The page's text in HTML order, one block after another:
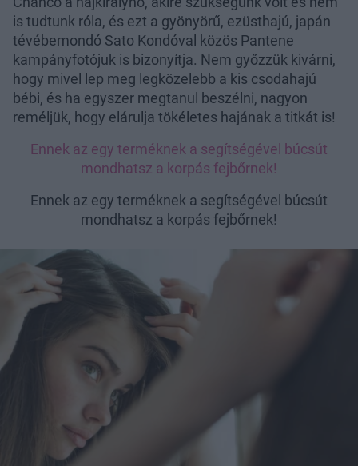
is tudtunk róla, és ezt a gyönyörű, ezüsthajú, japán
tévébemondó Sato Kondóval közös Pantene
kampányfotójuk is bizonyítja. Nem győzzük kivárni,
hogy mivel lep meg legközelebb a kis csodahajú
bébi, és ha egyszer megtanul beszélni, nagyon
reméljük, hogy elárulja tökéletes hajának a titkát is!
Ennek az egy terméknek a segítségével búcsút
mondhatsz a korpás fejbőrnek!
Ennek az egy terméknek a segítségével búcsút
mondhatsz a korpás fejbőrnek!